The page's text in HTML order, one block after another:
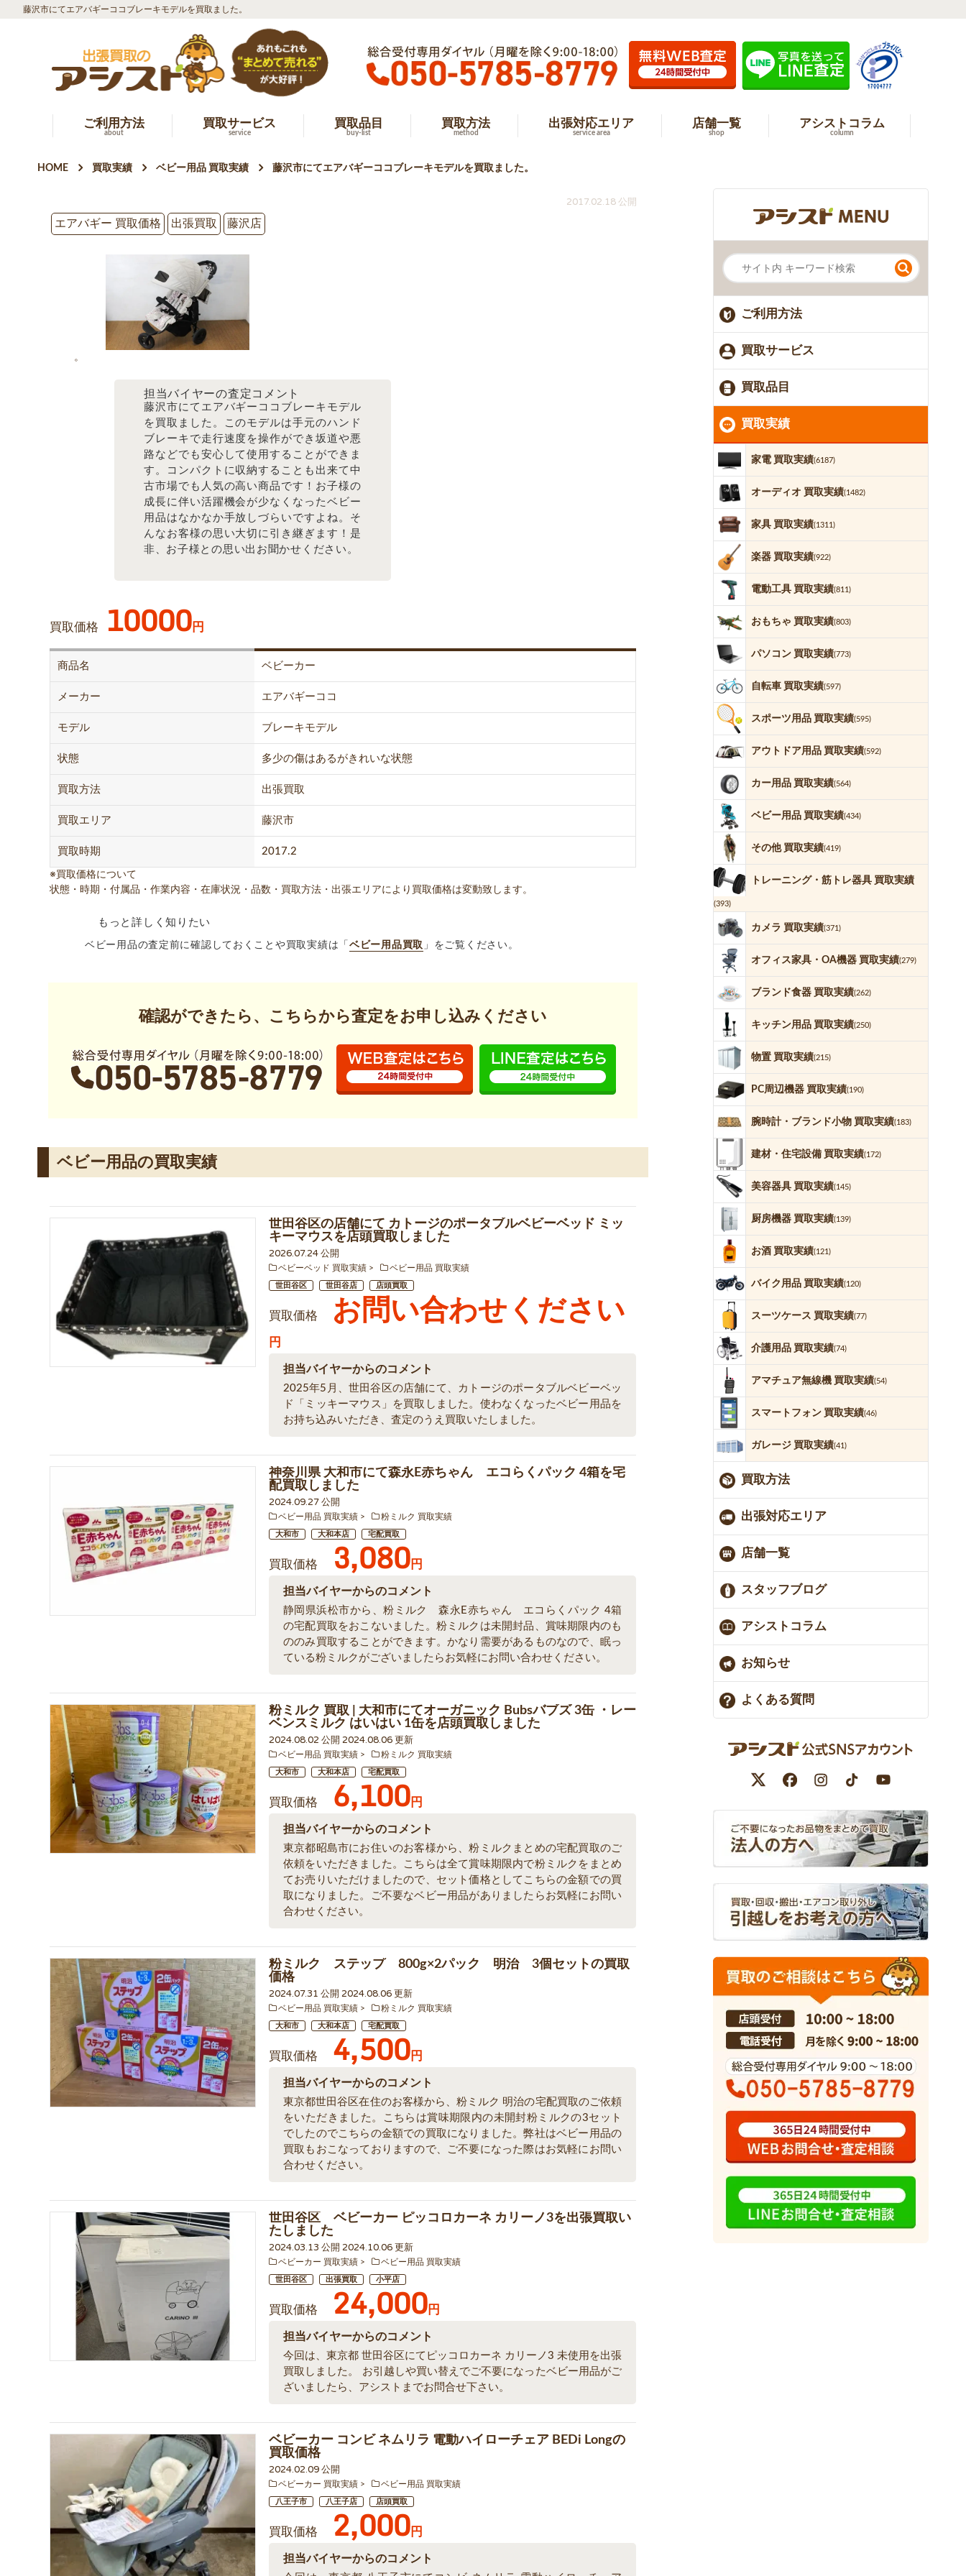
藤沢市にてエアバギーココブレーキモデルを買取ました。
ご利用方法
about
買取サービス
service
買取品目
buy-list
買取方法
method
出張対応エリア
service area
店舗一覧
shop
アシストコラム
column
HOME 買取実績 ベビー用品 買取実績 藤沢市にてエアバギーココブレーキモデルを買取ました。
2017.02.18 公開
エアバギー 買取価格
出張買取 藤沢店
。
担当バイヤーの査定コメント
藤沢市にてエアバギーココブレーキモデル
を買取ました。このモデルは手元のハンド
ブレーキで走行速度を操作ができ坂道や悪
路などでも安心して使用することができま
す。コンパクトに収納することも出来て中
古市場でも人気の高い商品です！お子様の
成長に伴い活躍機会が少なくなったベビー
用品はなかなか手放しづらいですよね。そ
んなお客様の思い大切に引き継ぎます！是
非、お子様との思い出お聞かせください。
買取価格 10000円
商品名 ベビーカー
メーカー エアバギーココ
モデル ブレーキモデル
状態 多少の傷はあるがきれいな状態
買取方法 出張買取
買取エリア 藤沢市
買取時期 2017.2
※買取価格について
状態・時期・付属品・作業内容・在庫状況・品数・買取方法・出張エリアにより買取価格は変動致します。
もっと詳しく知りたい
ベビー用品の査定前に確認しておくことや買取実績は「 ベビー用品買取 」をご覧ください。
確認ができたら、こちらから査定をお申し込みください
ベビー用品の買取実績
世田谷区の店舗にて カトージのポータブルベビーベッド ミッ
キーマウスを店頭買取しました
2026.07.24 公開
ベビーベッド 買取実績 ベビー用品 買取実績
世田谷区 世田谷店 店頭買取
買取価格 お問い合わせください
円
担当バイヤーからのコメント
2025年5月、世田谷区の店舗にて、カトージのポータブルベビーベッ
ド「ミッキーマウス」を買取しました。使わなくなったベビー用品を
お持ち込みいただき、査定のうえ買取いたしました。
神奈川県 大和市にて森永E赤ちゃん エコらくパック 4箱を宅
配買取しました
2024.09.27 公開
ベビー用品 買取実績 粉ミルク 買取実績
大和市 大和本店 宅配買取
買取価格 3,080円
担当バイヤーからのコメント
静岡県浜松市から、粉ミルク 森永E赤ちゃん エコらくパック 4箱
の宅配買取をおこないました。粉ミルクは未開封品、賞味期限内のも
ののみ買取することができます。かなり需要があるものなので、眠っ
ている粉ミルクがございましたらお気軽にお問い合わせください。
粉ミルク 買取 | 大和市にてオーガニック Bubsバブズ 3缶 ・レー
ベンスミルク はいはい 1缶を店頭買取しました
2024.08.02 公開 2024.08.06 更新
ベビー用品 買取実績 粉ミルク 買取実績
大和市 大和本店 宅配買取
買取価格 6,100円
担当バイヤーからのコメント
東京都昭島市にお住いのお客様から、粉ミルクまとめの宅配買取のご
依頼をいただきました。こちらは全て賞味期限内で粉ミルクをまとめ
てお売りいただけましたので、セット価格としてこちらの金額での買
取になりました。ご不要なベビー用品がありましたらお気軽にお問い
合わせください。
粉ミルク ステップ 800g×2パック 明治 3個セットの買取
価格
2024.07.31 公開 2024.08.06 更新
ベビー用品 買取実績 粉ミルク 買取実績
大和市 大和本店 宅配買取
買取価格 4,500円
担当バイヤーからのコメント
東京都世田谷区在住のお客様から、粉ミルク 明治の宅配買取のご依頼
をいただきました。こちらは賞味期限内の未開封粉ミルクの3セット
でしたのでこちらの金額での買取になりました。弊社はベビー用品の
買取もおこなっておりますので、ご不要になった際はお気軽にお問い
合わせください。
世田谷区 ベビーカー ピッコロカーネ カリーノ3を出張買取い
たしました
2024.03.13 公開 2024.10.06 更新
ベビーカー 買取実績 ベビー用品 買取実績
世田谷区 出張買取 小平店
買取価格 24,000円
担当バイヤーからのコメント
今回は、東京都 世田谷区にてピッコロカーネ カリーノ3 未使用を出張
買取しました。 お引越しや買い替えでご不要になったベビー用品がご
ざいましたら、アシストまでお問合せ下さい。
ベビーカー コンビ ネムリラ 電動ハイローチェア BEDi Longの
買取価格
2024.02.09 公開
ベビーカー 買取実績 ベビー用品 買取実績
八王子市 八王子店 店頭買取
買取価格 2,000円
担当バイヤーからのコメント
ご利用方法
買取サービス
買取品目
買取実績
家電 買取実績(6187)
オーディオ 買取実績(1482)
家具 買取実績(1311)
楽器 買取実績(922)
電動工具 買取実績(811)
おもちゃ 買取実績(803)
パソコン 買取実績(773)
自転車 買取実績(597)
スポーツ用品 買取実績(595)
アウトドア用品 買取実績(592)
カー用品 買取実績(564)
ベビー用品 買取実績(434)
その他 買取実績(419)
トレーニング・筋トレ器具 買取実績
(393)
カメラ 買取実績(371)
オフィス家具・OA機器 買取実績(279)
ブランド食器 買取実績(262)
キッチン用品 買取実績(250)
物置 買取実績(215)
PC周辺機器 買取実績(190)
腕時計・ブランド小物 買取実績(183)
建材・住宅設備 買取実績(172)
美容器具 買取実績(145)
厨房機器 買取実績(139)
お酒 買取実績(121)
バイク用品 買取実績(120)
スーツケース 買取実績(77)
介護用品 買取実績(74)
アマチュア無線機 買取実績(54)
スマートフォン 買取実績(46)
ガレージ 買取実績(41)
買取方法
出張対応エリア
店舗一覧
スタッフブログ
アシストコラム
お知らせ
よくある質問